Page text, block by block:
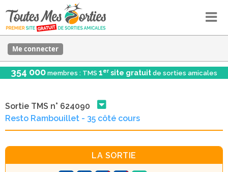
Me connecter
354 000 membres : TMS 1er site gratuit de sorties amicales
Sortie TMS n° 624090
Resto Rambouillet - 35 côté cours
LA SORTIE